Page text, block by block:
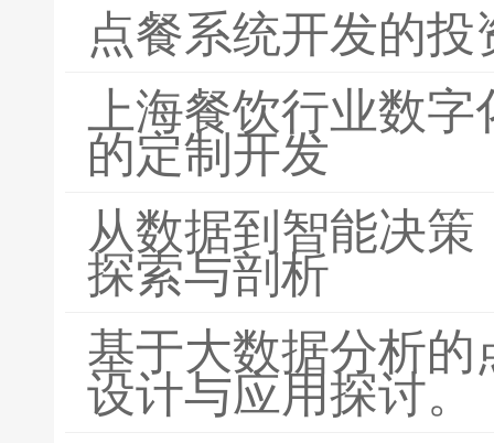
点餐系统开发的
上海餐饮行业数
的定制开发
从数据到智能决
探索与剖析
基于大数据分析
设计与应用探讨。